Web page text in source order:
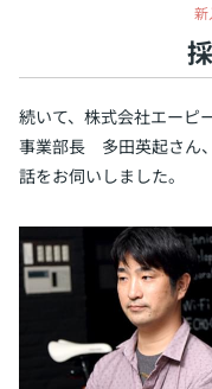
新
続いて、株式会社エー
事業部長 多田英起さん
話をお伺いしました。